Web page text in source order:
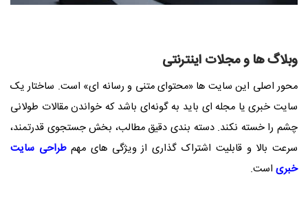
وبلاگ ‌ها و مجلات اینترنتی
محور اصلی این سایت ‌ها «محتوای متنی و رسانه‌ ای» است. ساختار یک
سایت خبری یا مجله ای باید به گونه‌ای باشد که خواندن مقالات طولانی
چشم را خسته نکند. دسته ‌بندی دقیق مطالب، بخش جستجوی قدرتمند،
سرعت بالا و قابلیت اشتراک‌ گذاری از ویژگی ‌های مهمطراحی سایت
خبری است.